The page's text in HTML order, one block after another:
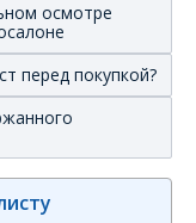
осмотре
перед покупкой?